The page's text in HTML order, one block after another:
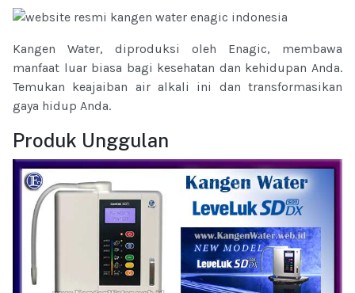
Kangen Water, diproduksi oleh Enagic, membawa
manfaat luar biasa bagi kesehatan dan kehidupan Anda.
Temukan keajaiban air alkali ini dan transformasikan
gaya hidup Anda.
Produk Unggulan